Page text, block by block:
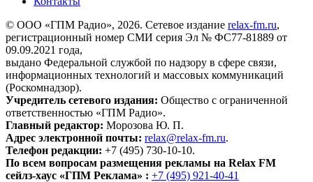
© ООО «ГПМ Радио», 2026. Сетевое издание relax-fm.ru,
регистрационный номер СМИ серия Эл № ФС77-81889 от
09.09.2021 года,
выдано Федеральной службой по надзору в сфере связи,
информационных технологий и массовых коммуникаций
(Роскомнадзор).
Учредитель сетевого издания: Общество с ограниченной
ответственностью «ГПМ Радио».
Главный редактор: Морозова Ю. П.
Адрес электронной почты: relax@relax-fm.ru.
Телефон редакции: +7 (495) 730-10-10.
По всем вопросам размещения рекламы на Relax FM
сейлз-хаус «ГПМ Реклама» : +7 (495) 921-40-41